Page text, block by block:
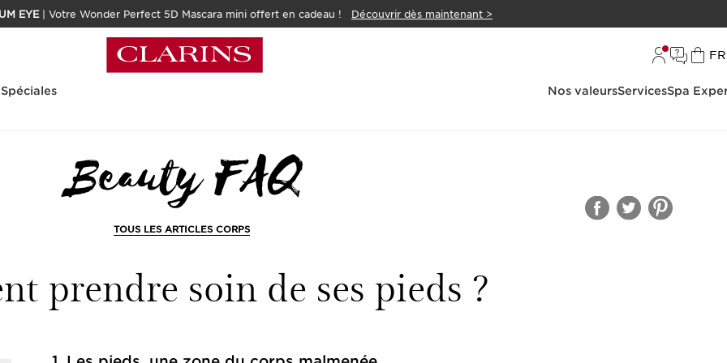
EYE| Votre Wonder Perfect 5D Mascara mini offert en cadeau !
Découvrir dès maintenant >
FR
Nos valeursServicesSpa
TOUS LES ARTICLES CORPS
prendre soin de ses pieds ?